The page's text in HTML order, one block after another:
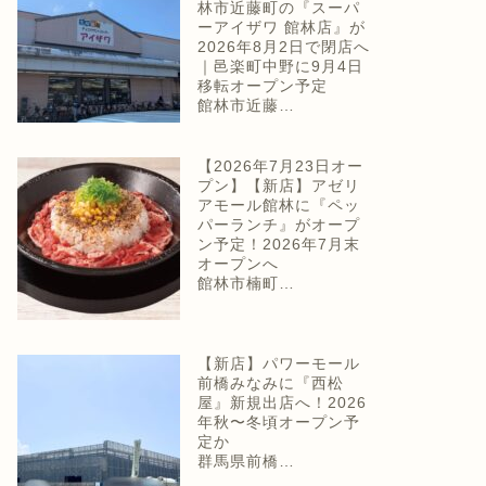
林市近藤町の『スーパ
ーアイザワ 館林店』が
2026年8月2日で閉店へ
｜邑楽町中野に9月4日
移転オープン予定
館林市近藤…
【2026年7月23日オー
プン】【新店】アゼリ
アモール館林に『ペッ
パーランチ』がオープ
ン予定！2026年7月末
オープンへ
館林市楠町…
【新店】パワーモール
前橋みなみに『西松
屋』新規出店へ！2026
年秋〜冬頃オープン予
定か
群馬県前橋…